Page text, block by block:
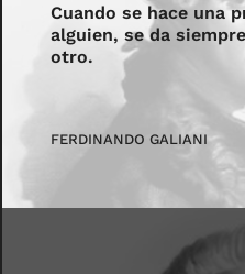
Cuando se hace una
alguien, se da
otro.
FERDINANDO GALIANI